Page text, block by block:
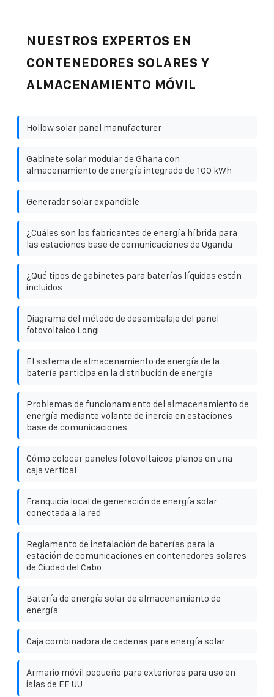
NUESTROS EXPERTOS EN
CONTENEDORES SOLARES Y
ALMACENAMIENTO MÓVIL
Hollow solar panel manufacturer
Gabinete solar modular de Ghana con
almacenamiento de energía integrado de 100 kWh
Generador solar expandible
¿Cuáles son los fabricantes de energía híbrida para
las estaciones base de comunicaciones de Uganda
¿Qué tipos de gabinetes para baterías líquidas están
incluidos
Diagrama del método de desembalaje del panel
fotovoltaico Longi
El sistema de almacenamiento de energía de la
batería participa en la distribución de energía
Problemas de funcionamiento del almacenamiento de
energía mediante volante de inercia en estaciones
base de comunicaciones
Cómo colocar paneles fotovoltaicos planos en una
caja vertical
Franquicia local de generación de energía solar
conectada a la red
Reglamento de instalación de baterías para la
estación de comunicaciones en contenedores solares
de Ciudad del Cabo
Batería de energía solar de almacenamiento de
energía
Caja combinadora de cadenas para energía solar
Armario móvil pequeño para exteriores para uso en
islas de EE UU